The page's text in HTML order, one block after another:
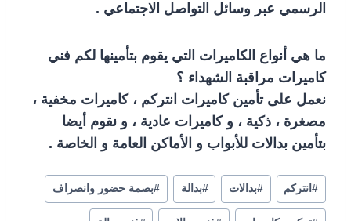
الرسمي عبر وسائل التواصل الاجتماعي .
ما هي أنواع الكاميرات التي يقوم بتأمينها لكم فني
كاميرات مراقبة الشهداء ؟
نعمل على تأمين كاميرات انتركم ، كاميرات مخفية ،
مصغرة ، ذكية ، و كاميرات عادية ، و نقوم أيضا
بتأمين بدالات للأبواب و الأماكن العامة و الخاصة .
#انتركم #بدالات #بدالة #بصمة حضور وانصراف